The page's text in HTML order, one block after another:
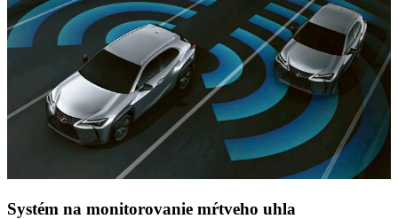
Systém na monitorovanie mŕtveho uhla